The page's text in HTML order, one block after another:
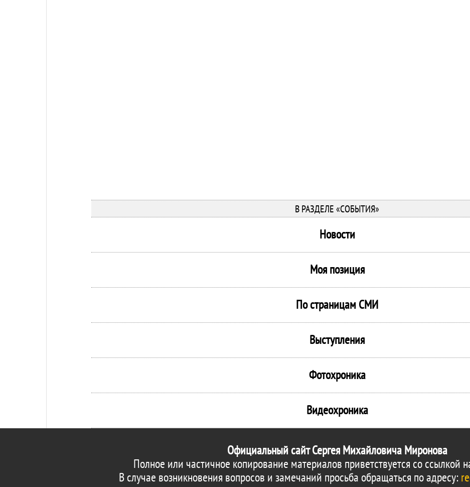
В РАЗДЕЛЕ «СОБЫТИЯ»
Новости
Моя позиция
По страницам СМИ
Выступления
Фотохроника
Видеохроника
Официальный сайт Сергея Михайловича Миронова
Полное или частичное копирование материалов приветствуется со ссылкой
В случае возникновения вопросов и замечаний просьба обращаться по адресу: